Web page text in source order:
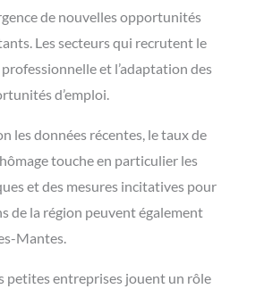
de nouvelles opportunités
Les secteurs qui recrutent le
et l’adaptation des
d’emploi.
les données récentes, le taux de
touche en particulier les
et des mesures incitatives pour
de la région peuvent également
Mantes.
petites entreprises jouent un rôle